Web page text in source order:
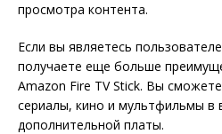
просмотра контента.
Если вы являетесь
получаете еще больше
Amazon Fire TV Stick. Вы
сериалы, кино и мультфильмы в
дополнительной платы.